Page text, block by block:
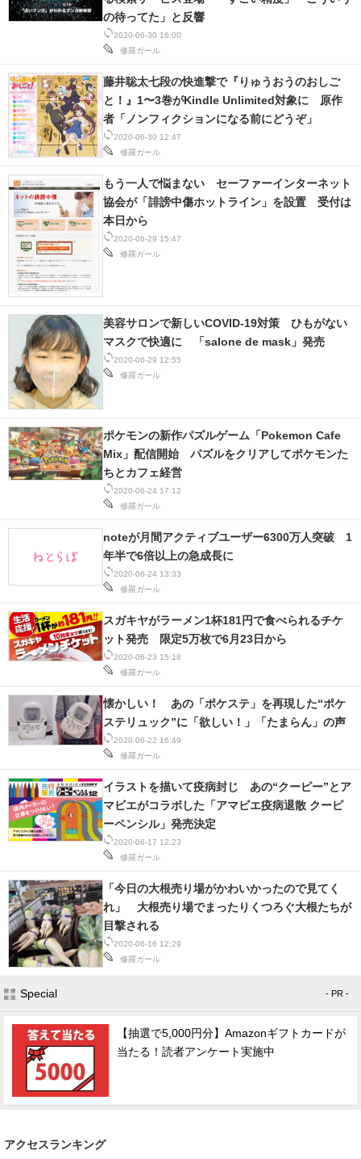
2020-06-30 16:00
修羅ガール
の待ってた」と反響
2020-06-30 12:47
修羅ガール
藤井聡太七段の快進撃で『りゅうおうのおしご
と！』1〜3巻がKindle Unlimited対象に 原作
者「ノンフィクションになる前にどうぞ」
2020-06-29 15:47
修羅ガール
もう一人で悩まない セーファーインターネット
協会が「誹謗中傷ホットライン」を設置 受付は
本日から
2020-06-29 12:55
修羅ガール
美容サロンで新しいCOVID-19対策 ひもがない
マスクで快適に 「salone de mask」発売
2020-06-24 17:12
修羅ガール
ポケモンの新作パズルゲーム「Pokemon Cafe
Mix」配信開始 パズルをクリアしてポケモンた
ちとカフェ経営
2020-06-24 13:33
修羅ガール
noteが月間アクティブユーザー6300万人突破 1
年半で6倍以上の急成長に
2020-06-23 15:18
修羅ガール
スガキヤがラーメン1杯181円で食べられるチケ
ット発売 限定5万枚で6月23日から
2020-06-22 16:49
修羅ガール
懐かしい！ あの「ポケステ」を再現した“ポケ
ステリュック”に「欲しい！」「たまらん」の声
2020-06-17 12:23
修羅ガール
イラストを描いて疫病封じ あの“クーピー”とア
マビエがコラボした「アマビエ疫病退散 クーピ
ーペンシル」発売決定
2020-06-16 12:29
修羅ガール
「今日の大根売り場がかわいかったので見てく
れ」 大根売り場でまったりくつろぐ大根たちが
目撃される
Special - PR -
【抽選で5,000円分】Amazonギフトカードが
当たる！読者アンケート実施中
アクセスランキング